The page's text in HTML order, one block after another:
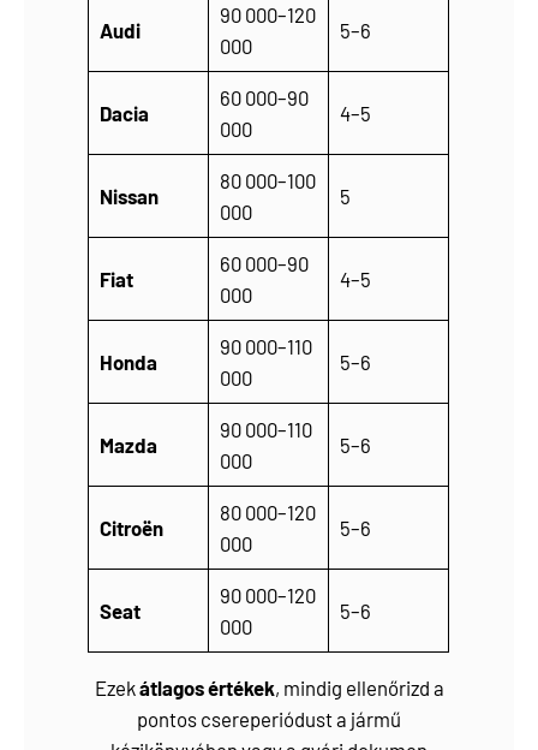
Audi
90 000–120
000
5–6
Dacia
60 000–90
000
4–5
Nissan
80 000–100
000
5
Fiat
60 000–90
000
4–5
Honda
90 000–110
000
5–6
Mazda
90 000–110
000
5–6
Citroën
80 000–120
000
5–6
Seat
90 000–120
000
5–6
Ezekátlagos értékek, mindig ellenőrizd a
pontos csereperiódust a jármű